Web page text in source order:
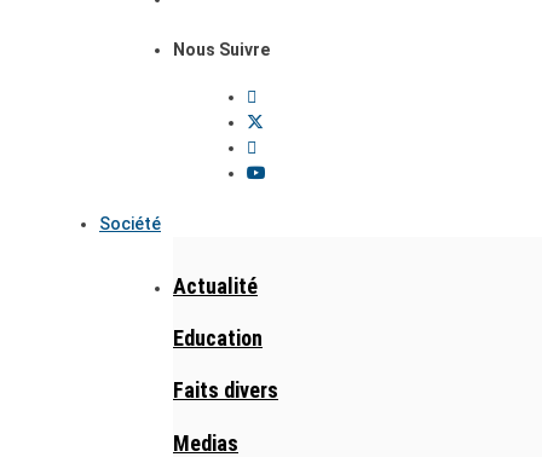
Nous Suivre
Société
Actualité
Education
Faits divers
Medias